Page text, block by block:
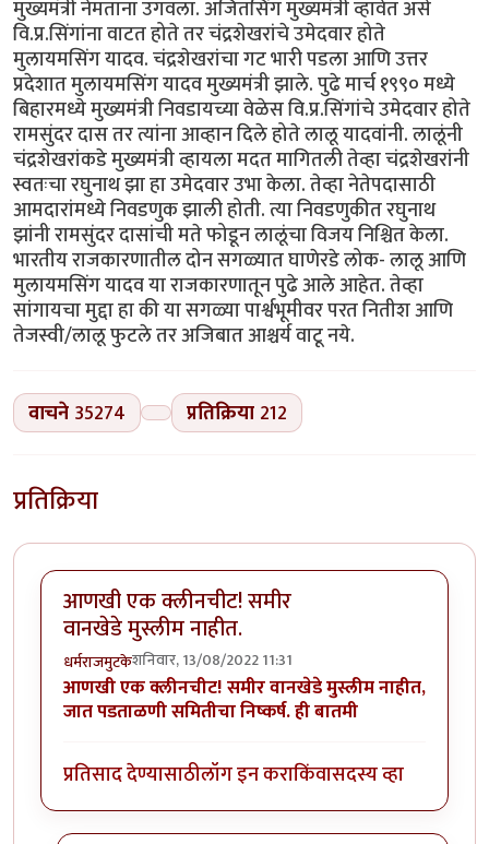
मुख्यमंत्री नेमताना उगवला. अजितसिंग मुख्यमंत्री व्हावेत असे
वि.प्र.सिंगांना वाटत होते तर चंद्रशेखरांचे उमेदवार होते
मुलायमसिंग यादव. चंद्रशेखरांचा गट भारी पडला आणि उत्तर
प्रदेशात मुलायमसिंग यादव मुख्यमंत्री झाले. पुढे मार्च १९९० मध्ये
बिहारमध्ये मुख्यमंत्री निवडायच्या वेळेस वि.प्र.सिंगांचे उमेदवार होते
रामसुंदर दास तर त्यांना आव्हान दिले होते लालू यादवांनी. लालूंनी
चंद्रशेखरांकडे मुख्यमंत्री व्हायला मदत मागितली तेव्हा चंद्रशेखरांनी
स्वतःचा रघुनाथ झा हा उमेदवार उभा केला. तेव्हा नेतेपदासाठी
आमदारांमध्ये निवडणुक झाली होती. त्या निवडणुकीत रघुनाथ
झांनी रामसुंदर दासांची मते फोडून लालूंचा विजय निश्चित केला.
भारतीय राजकारणातील दोन सगळ्यात घाणेरडे लोक- लालू आणि
मुलायमसिंग यादव या राजकारणातून पुढे आले आहेत. तेव्हा
सांगायचा मुद्दा हा की या सगळ्या पार्श्वभूमीवर परत नितीश आणि
तेजस्वी/लालू फुटले तर अजिबात आश्चर्य वाटू नये.
वाचने 35274 प्रतिक्रिया 212
प्रतिक्रिया
आणखी एक क्लीनचीट! समीर
वानखेडे मुस्लीम नाहीत.
धर्मराजमुटकेशनिवार, 13/08/2022 11:31
आणखी एक क्लीनचीट! समीर वानखेडे मुस्लीम नाहीत,
जात पडताळणी समितीचा निष्कर्ष. ही बातमी
प्रतिसाद देण्यासाठीलॉग इन कराकिंवासदस्य व्हा